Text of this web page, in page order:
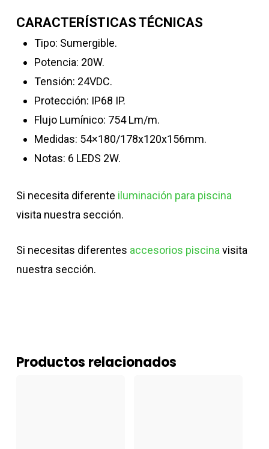
CARACTERÍSTICAS TÉCNICAS
Tipo: Sumergible.
Potencia: 20W.
Tensión: 24VDC.
Protección: IP68 IP.
Flujo Lumínico: 754 Lm/m.
Medidas: 54×180/178x120x156mm.
Notas: 6 LEDS 2W.
Si necesita diferente iluminación para piscina
visita nuestra sección.
Si necesitas diferentes accesorios piscinavisita
nuestra sección.
Productos relacionados